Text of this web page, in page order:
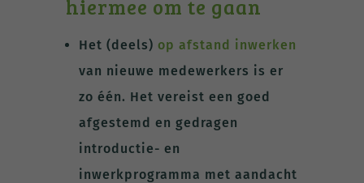
hiermee om te gaan
Het (deels) op afstand inwerken
van nieuwe medewerkers is er
zo één. Het vereist een goed
afgestemd en gedragen
introductie- en
inwerkprogramma met aandacht